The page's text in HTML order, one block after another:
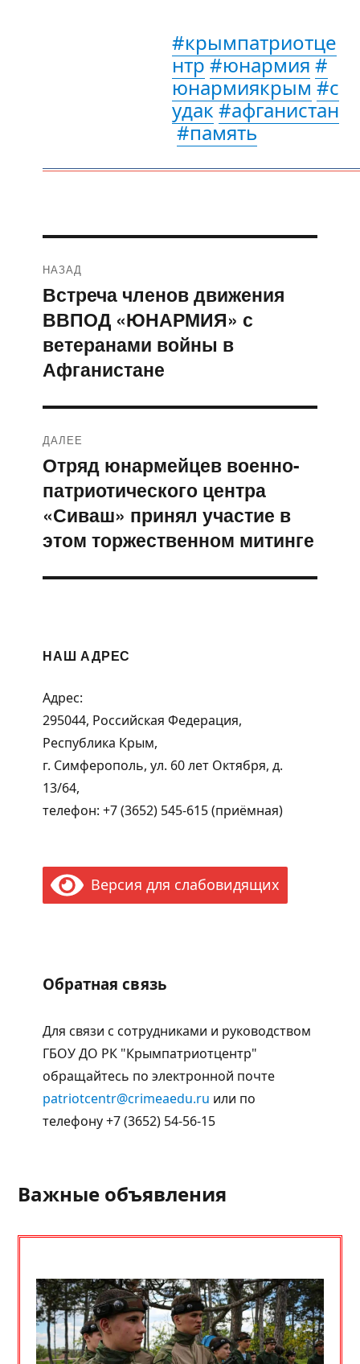
#крымпатриотце
нтр#юнармия#
юнармиякрым #с
удак#афганистан
#память
по
записям
НАЗАД
Предыдущая
запись:
Встреча членов движения
ВВПОД «ЮНАРМИЯ» с
ветеранами войны в
Афганистане
ДАЛЕЕ
Следующая
запись:
Отряд юнармейцев военно-
патриотического центра
«Сиваш» принял участие в
этом торжественном митинге
НАШ АДРЕС
Адрес:
295044, Российская Федерация,
Республика Крым,
г. Симферополь, ул. 60 лет Октября, д.
13/64,
телефон: +7 (3652) 545-615 (приёмная)
Версия для слабовидящих
Обратная связь
Для связи с сотрудниками и руководством
ГБОУ ДО РК "Крымпатриотцентр"
обращайтесь по электронной почте
patriotcentr@crimeaedu.ru или по
телефону +7 (3652) 54-56-15
Важные объявления